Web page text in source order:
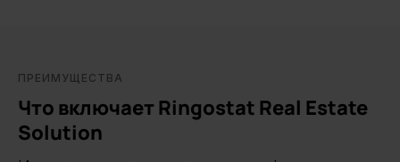
ПРЕИМУЩЕСТВА
Что включает Ringostat Real Estate
Solution